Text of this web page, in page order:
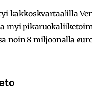
kakkoskvartaalilla
myi
noin 8 miljoonalla